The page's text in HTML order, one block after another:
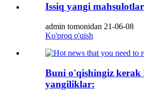
Issiq yangi
admin tomonidan 21-06-08
Ko'proq o'qish
Buni o'qishingiz kerak
yangiliklar: